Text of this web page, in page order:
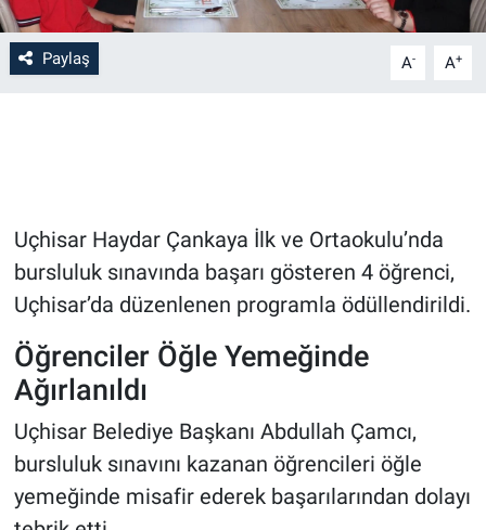
Paylaş A- A+
Uçhisar Haydar Çankaya İlk ve Ortaokulu’nda
bursluluk sınavında başarı gösteren 4 öğrenci,
Uçhisar’da düzenlenen programla ödüllendirildi.
Öğrenciler Öğle Yemeğinde
Ağırlanıldı
Uçhisar Belediye Başkanı Abdullah Çamcı,
bursluluk sınavını kazanan öğrencileri öğle
yemeğinde misafir ederek başarılarından dolayı
Medya
Kayseri
Aksaray
Kırşehir
Yerel